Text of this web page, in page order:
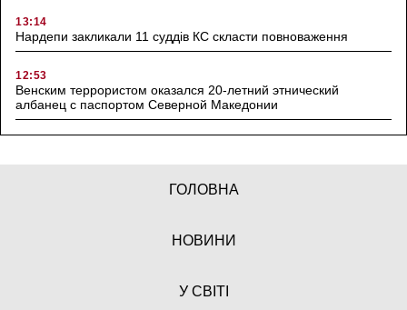
13:14
Нардепи закликали 11 суддів КС скласти повноваження
12:53
Венским террористом оказался 20-летний этнический
албанец с паспортом Северной Македонии
ГОЛОВНА
НОВИНИ
У СВІТІ